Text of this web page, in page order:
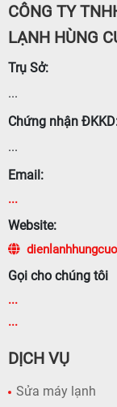
CÔNG TY
LẠNH HÙNG
Trụ Sở:
...
Chứng nhận
...
Email:
...
Website:
Gọi cho chúng tôi
...
...
DỊCH VỤ
Sửa máy lạnh